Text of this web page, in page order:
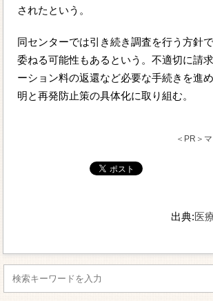
されたという。
同センターでは引き続き調査を行う方針
委ねる可能性もあるという。不適切に請
ーション料の返還など必要な手続きを進
明と再発防止策の具体化に取り組む。
＜PR＞
出典:医